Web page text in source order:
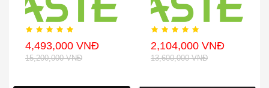
4,493,000 VNĐ
15,200,000 VNĐ
2,104,000 VNĐ
13,600,000 VNĐ